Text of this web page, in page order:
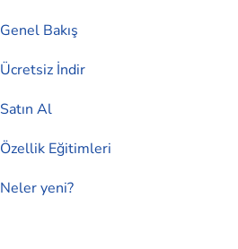
Genel Bakış
Ücretsiz İndir
Satın Al
Özellik Eğitimleri
Neler yeni?